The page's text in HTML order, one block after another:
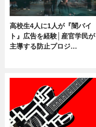
高校生4人に1人が『闇バイ
ト』広告を経験│産官学民が
主導する防止プロジ…